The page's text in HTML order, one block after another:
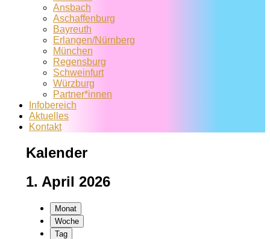
Ansbach
Aschaffenburg
Bayreuth
Erlangen/Nürnberg
München
Regensburg
Schweinfurt
Würzburg
Partner*innen
Infobereich
Aktuelles
Kontakt
Kalender
1. April 2026
Monat
Woche
Tag